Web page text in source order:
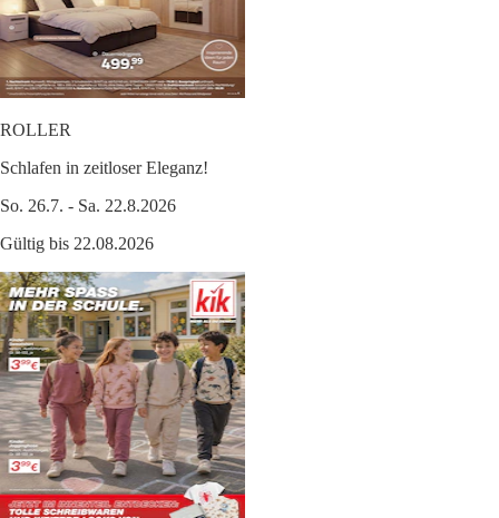
ROLLER
Schlafen in zeitloser Eleganz!
So. 26.7. - Sa. 22.8.2026
Gültig bis 22.08.2026